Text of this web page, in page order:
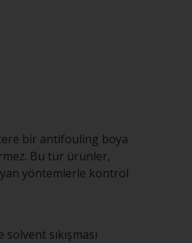
bir antifouling boya
Bu tür ürünler,
yöntemlerle kontrol
sıkışması